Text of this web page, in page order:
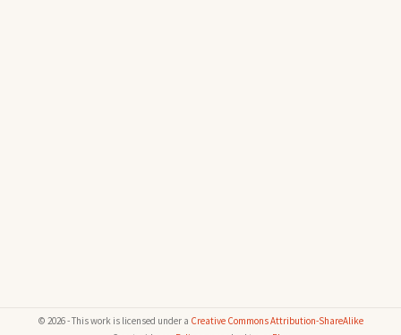
© 2026 - This work is licensed under a Creative Commons Attribution-ShareAlike